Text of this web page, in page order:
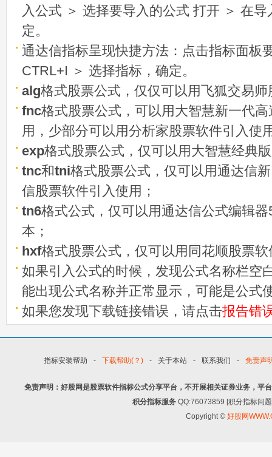
入公式 ＞ 选择要导入的公式 打开 ＞ 在
定。
通达信指标呈现快捷方法：点击指标面板
CTRL+I ＞ 选择指标，确定。
alg格式股票公式，仅仅可以用飞狐交易
fnc格式股票公式，可以用大智慧新一代
用，少部分可以用分析家股票软件引入使
exp格式股票公式，仅可以用大智慧经典
tnc和tni格式股票公式，仅可以用通达信
信股票软件引入使用；
tn6格式公式，仅可以用通达信公式编辑
本；
hxf格式股票公式，仅可以用同花顺股票
如果引入公式的时候，发现公式名称栏空
能出现公式名称并正常显示，可能是公式
如果您发现下载链接错误，请点击报告错
指标安装帮助 - 下载帮助(？) - 关于本站 - 联系我们 - 免责声
免责声明：好股网是股票软件指标公式分享平台，不开展相关证券业务，平
积分指标服务 QQ:76073859 [积分指标问
Copyright © 好股网